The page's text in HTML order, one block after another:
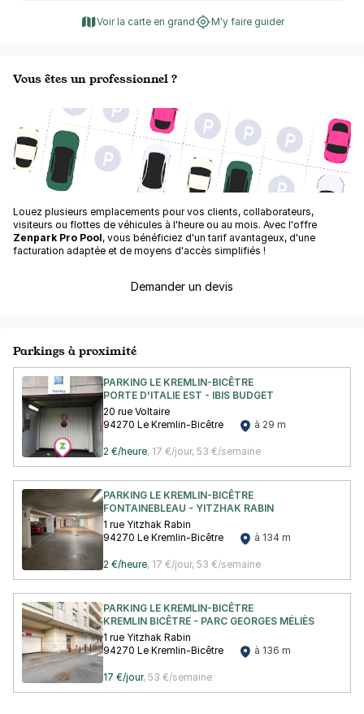
Voir la carte en grand M'y faire guider
Vous êtes un professionnel ?
Louez plusieurs emplacements pour vos clients, collaborateurs,
visiteurs ou flottes de véhicules à l'heure ou au mois. Avec l'offre
Zenpark Pro Pool, vous bénéficiez d'un tarif avantageux, d'une
facturation adaptée et de moyens d'accès simplifiés !
Demander un devis
Parkings à proximité
PARKING LE KREMLIN-BICÊTRE
PORTE D'ITALIE EST - IBIS BUDGET
20 rue Voltaire
94270 Le Kremlin-Bicêtre
à 29 m
2 €/heure, 17 €/jour, 53 €/semaine
PARKING LE KREMLIN-BICÊTRE
FONTAINEBLEAU - YITZHAK RABIN
1 rue Yitzhak Rabin
94270 Le Kremlin-Bicêtre
à 134 m
2 €/heure, 17 €/jour, 53 €/semaine
PARKING LE KREMLIN-BICÊTRE
KREMLIN BICÊTRE - PARC GEORGES MÉLIÈS
1 rue Yitzhak Rabin
94270 Le Kremlin-Bicêtre
à 136 m
17 €/jour, 53 €/semaine